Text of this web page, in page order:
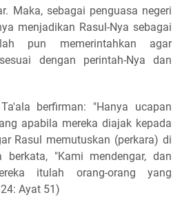
Maka, sebagai penguasa negeri
menjadikan Rasul-Nya sebagai
pun memerintahkan agar
dengan perintah-Nya dan
berfirman: "Hanya ucapan
apabila mereka diajak kepada
Rasul memutuskan (perkara) di
berkata, "Kami mendengar, dan
itulah orang-orang yang
Ayat 51)